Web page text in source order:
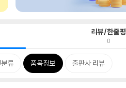
리뷰/한줄평
0
류 품목정보 출판사 리뷰